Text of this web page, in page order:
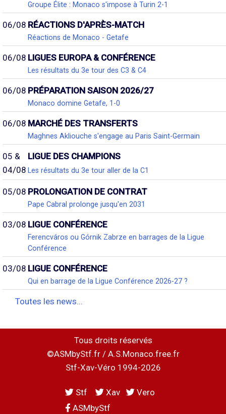
Groupe Élite : Monaco s'impose à Turin 2-1
06/08 RÉACTIONS D'APRÈS-MATCH
Réactions de Monaco - Getafe
06/08 LIGUES EUROPA & CONFÉRENCE
Les résultats du 3e tour des C3 & C4
06/08 PRÉPARATION SAISON 2026/27
Monaco domine Getafe, 1-0
06/08 MARCHÉ DES TRANSFERTS
Maghnes Akliouche s'engage au Paris Saint-Germain
05 &
04/08
LIGUE DES CHAMPIONS
Les résultats du 3e tour aller de la C1
05/08 PROLONGATION DE CONTRAT
Pape Cabral prolonge jusqu'en 2031
03/08 LIGUE CONFÉRENCE
Ferencváros ou Górnik Zabrze en barrages de la Ligue
Conférence
03/08 LIGUE CONFÉRENCE
Qui en barrage de la Ligue Conférence 2026-27 ?
Toutes les news...
Tous droits réservés
©ASMbyStf.fr / A.S.Monaco.free.fr
Stf-Xav-Véro 1994-2026
Stf Xav
Vero
ASMbyStf